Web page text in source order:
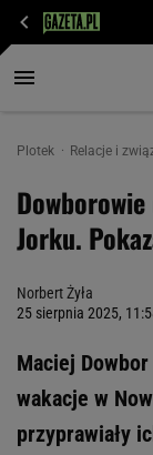
Plotek Relacje i
Jorku.
Norbert Żyła
25 sierpnia 2025,
Maciej
wakacje w
przyprawiały